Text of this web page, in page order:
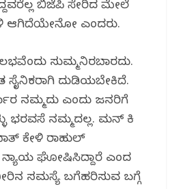
ಬಿಜೆಪಿ ಸೇರಿದ ಮೇಲೆ
ಆಗಿದೆಯೇನೋ ಎಂದರು.
ಸುಮ್ಮನಿರಬಾರದು.
ಸೈನಿಕರಾಗಿ ದುಡಿಯಬೇಕಿದೆ.
ನಮ್ಮದು ಎಂದು ಜನರಿಗೆ
ಭರವಸೆ ನಮ್ಮದಲ್ಲ. ಮನ್ ಕಿ
ಕೇಳಿ ರಾಹುಲ್
ಘೋಷಿಸಿದ್ದಾರೆ ಎಂದ
ಸಮಸ್ಯೆ ಬಗೆಹರಿಸುವ ಬಗ್ಗೆ